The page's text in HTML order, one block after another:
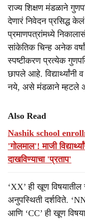
राज्य शिक्षण मंडळाने
देणारं निवेदन प्रसिद्ध केलं
प्रमाणपत्रांमध्ये
सांकेतिक चिन्ह अनेक
स्पष्टीकरण प्रत्येक
छापले आहे.
नये, असे मंडळाने म्हटले
Also Read
Nashik school
'गोलमाल'! माजी
दाखविण्याचा 'प्रताप'
‘XX’ ही खूण
अनुपस्थिती दर्शविते.
आणि ‘CC’ ही खूण